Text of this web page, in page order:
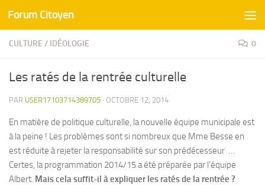
Skip to content
Forum Citoyen
CULTURE / IDÉOLOGIE 0
Les ratés de la rentrée culturelle
PAR USER17103714389705 · OCTOBRE 12, 2014
En matière de politique culturelle, la nouvelle équipe municipale est
à la peine ! Les problèmes sont si nombreux que Mme Besse en
est réduite à rejeter la responsabilité sur son prédécesseur …
Certes, la programmation 2014/15 a été préparée par l’équipe
Albert. Mais cela suffit-il à expliquer les ratés de la rentrée ?